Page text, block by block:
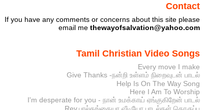
Contact
If you have any comments or concerns about this site please
email me thewayofsalvation@yahoo.com
Tamil Christian Video Songs
Every move I make
Give Thanks -நன்றி உள்ளம் நிறைவுடன் பாடல்
Help Is On The Way Song
Here I Am To Worship
I'm desperate for you - நான் உமக்காய் ஏங்குகிறேன் பாடல்